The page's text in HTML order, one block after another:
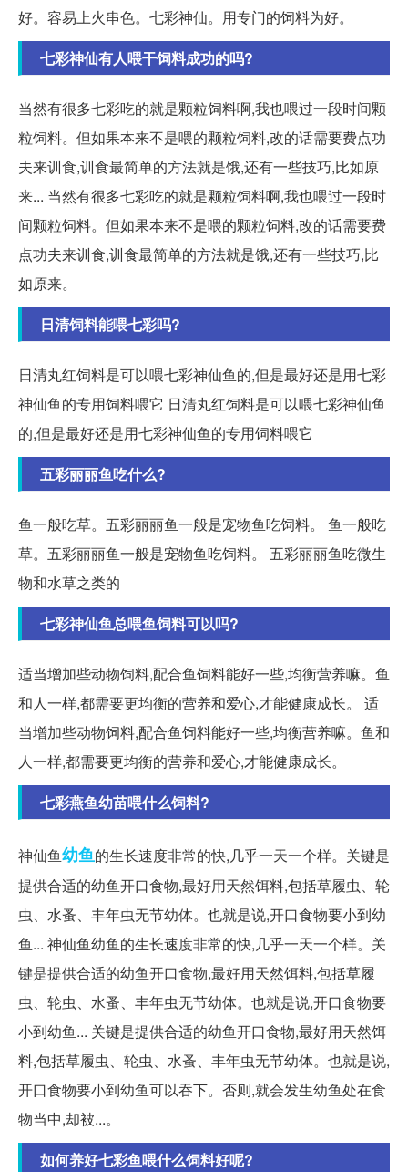
好。容易上火串色。七彩神仙。用专门的饲料为好。
七彩神仙有人喂干饲料成功的吗?
当然有很多七彩吃的就是颗粒饲料啊,我也喂过一段时间颗
粒饲料。但如果本来不是喂的颗粒饲料,改的话需要费点功
夫来训食,训食最简单的方法就是饿,还有一些技巧,比如原
来... 当然有很多七彩吃的就是颗粒饲料啊,我也喂过一段时
间颗粒饲料。但如果本来不是喂的颗粒饲料,改的话需要费
点功夫来训食,训食最简单的方法就是饿,还有一些技巧,比
如原来。
日清饲料能喂七彩吗?
日清丸红饲料是可以喂七彩神仙鱼的,但是最好还是用七彩
神仙鱼的专用饲料喂它 日清丸红饲料是可以喂七彩神仙鱼
的,但是最好还是用七彩神仙鱼的专用饲料喂它
五彩丽丽鱼吃什么?
鱼一般吃草。五彩丽丽鱼一般是宠物鱼吃饲料。 鱼一般吃
草。五彩丽丽鱼一般是宠物鱼吃饲料。 五彩丽丽鱼吃微生
物和水草之类的
七彩神仙鱼总喂鱼饲料可以吗?
适当增加些动物饲料,配合鱼饲料能好一些,均衡营养嘛。鱼
和人一样,都需要更均衡的营养和爱心,才能健康成长。 适
当增加些动物饲料,配合鱼饲料能好一些,均衡营养嘛。鱼和
人一样,都需要更均衡的营养和爱心,才能健康成长。
七彩燕鱼幼苗喂什么饲料?
神仙鱼幼鱼的生长速度非常的快,几乎一天一个样。关键是
提供合适的幼鱼开口食物,最好用天然饵料,包括草履虫、轮
虫、水蚤、丰年虫无节幼体。也就是说,开口食物要小到幼
鱼... 神仙鱼幼鱼的生长速度非常的快,几乎一天一个样。关
键是提供合适的幼鱼开口食物,最好用天然饵料,包括草履
虫、轮虫、水蚤、丰年虫无节幼体。也就是说,开口食物要
小到幼鱼... 关键是提供合适的幼鱼开口食物,最好用天然饵
料,包括草履虫、轮虫、水蚤、丰年虫无节幼体。也就是说,
开口食物要小到幼鱼可以吞下。否则,就会发生幼鱼处在食
物当中,却被...。
如何养好七彩鱼喂什么饲料好呢?